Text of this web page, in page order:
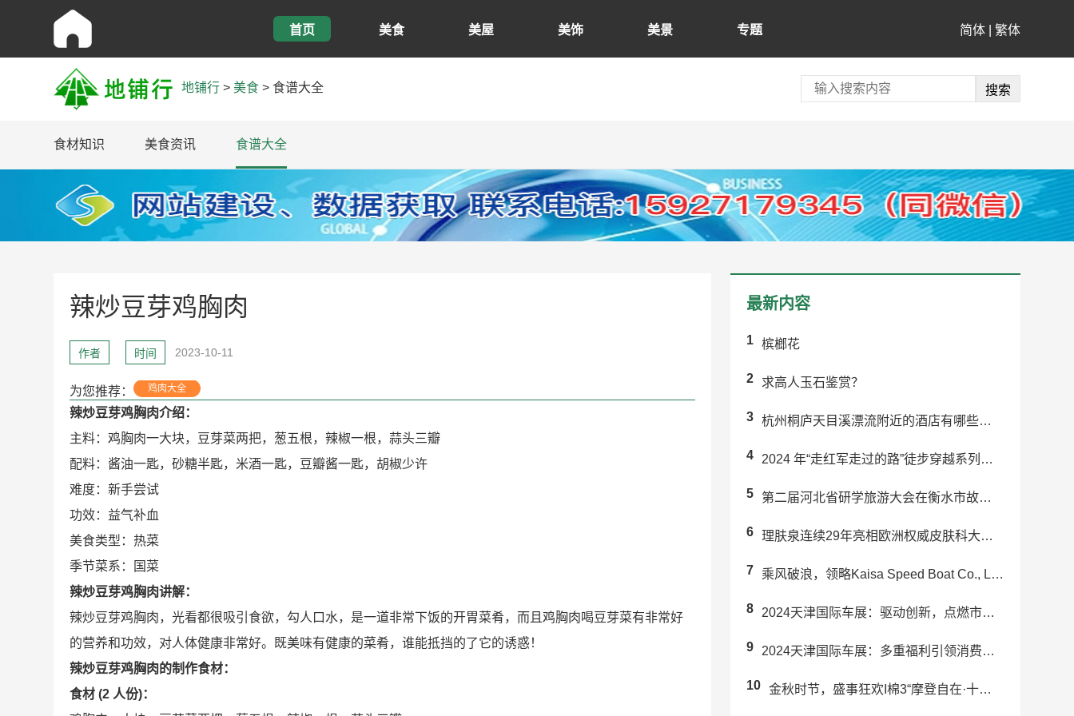
首页 美食 美屋 美饰 美景 专题 简体| 繁体
地铺行 > 美食 >食谱大全
食材知识 美食资讯 食谱大全
辣炒豆芽鸡胸肉
作者 时间 2023-10-11
为您推荐： 鸡肉大全
辣炒豆芽鸡胸肉介绍：
主料：鸡胸肉一大块，豆芽菜两把，葱五根，辣椒一根，蒜头三瓣
配料：酱油一匙，砂糖半匙，米酒一匙，豆瓣酱一匙，胡椒少许
难度：新手尝试
功效：益气补血
美食类型：热菜
季节菜系：国菜
辣炒豆芽鸡胸肉讲解：
辣炒豆芽鸡胸肉，光看都很吸引食欲，勾人口水，是一道非常下饭的开胃菜肴，而且鸡胸肉喝豆芽菜有非常好
的营养和功效，对人体健康非常好。既美味有健康的菜肴，谁能抵挡的了它的诱惑！
辣炒豆芽鸡胸肉的制作食材：
食材 (2 人份)：
最新内容
1 槟榔花
2 求高人玉石鉴赏？
3 杭州桐庐天目溪漂流附近的酒店有哪些推荐？
4 2024 年“走红军走过的路”徒步穿越系列活动(炎陵站) 举办
5 第二届河北省研学旅游大会在衡水市故城县成功举办
6 理肤泉连续29年亮相欧洲权威皮肤科大会EADV 强势引领科学护肤未来趋势
7 乘风破浪，领略Kaisa Speed Boat Co., Ltd.带来的...
8 2024天津国际车展：驱动创新，点燃市场激情
9 2024天津国际车展：多重福利引领消费升级，赋能汽车行业新发展
10 金秋时节，盛事狂欢I棉3“摩登自在·十一复古派对”预热来袭！